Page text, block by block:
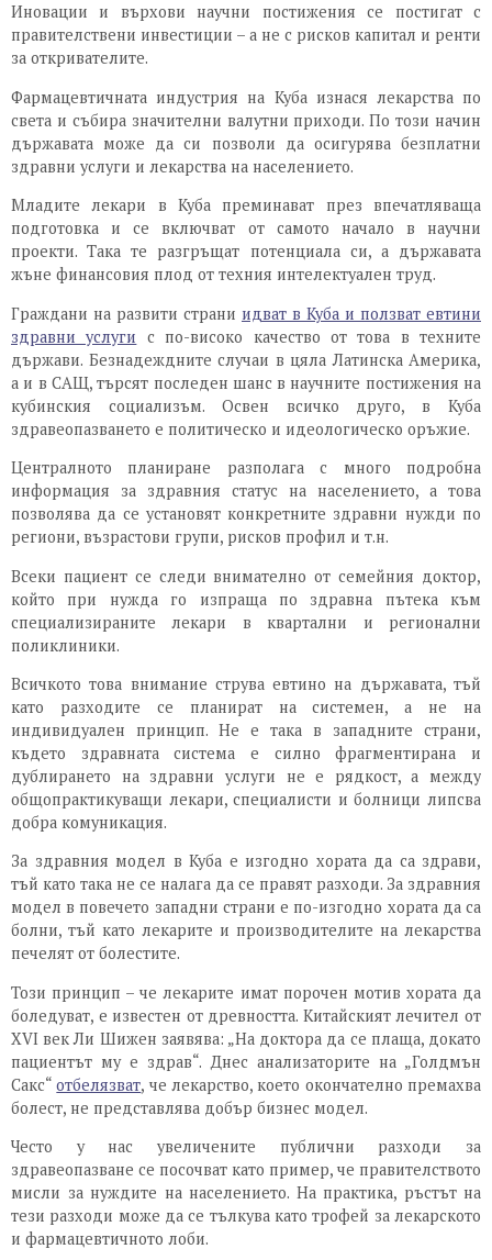
Иновации и върхови научни постижения се постигат с
правителствени инвестиции – а не с рисков капитал и ренти
за откривателите.
Фармацевтичната индустрия на Куба изнася лекарства по
света и събира значителни валутни приходи. По този начин
държавата може да си позволи да осигурява безплатни
здравни услуги и лекарства на населението.
Младите лекари в Куба преминават през впечатляваща
подготовка и се включват от самото начало в научни
проекти. Така те разгръщат потенциала си, а държавата
жъне финансовия плод от техния интелектуален труд.
Граждани на развити страни идват в Куба и ползват евтини
здравни услуги с по-високо качество от това в техните
държави. Безнадеждните случаи в цяла Латинска Америка,
а и в САЩ, търсят последен шанс в научните постижения на
кубинския социализъм. Освен всичко друго, в Куба
здравеопазването е политическо и идеологическо оръжие.
Централното планиране разполага с много подробна
информация за здравния статус на населението, а това
позволява да се установят конкретните здравни нужди по
региони, възрастови групи, рисков профил и т.н.
Всеки пациент се следи внимателно от семейния доктор,
който при нужда го изпраща по здравна пътека към
специализираните лекари в квартални и регионални
поликлиники.
Всичкото това внимание струва евтино на държавата, тъй
като разходите се планират на системен, а не на
индивидуален принцип. Не е така в западните страни,
където здравната система е силно фрагментирана и
дублирането на здравни услуги не е рядкост, а между
общопрактикуващи лекари, специалисти и болници липсва
добра комуникация.
За здравния модел в Куба е изгодно хората да са здрави,
тъй като така не се налага да се правят разходи. За здравния
модел в повечето западни страни е по-изгодно хората да са
болни, тъй като лекарите и производителите на лекарства
печелят от болестите.
Този принцип – че лекарите имат порочен мотив хората да
боледуват, е известен от древността. Китайският лечител от
XVI век Ли Шижен заявява: „На доктора да се плаща, докато
пациентът му е здрав“. Днес анализаторите на „Голдмън
Сакс“отбелязват, че лекарство, което окончателно премахва
болест, не представлява добър бизнес модел.
Често у нас увеличените публични разходи за
здравеопазване се посочват като пример, че правителството
мисли за нуждите на населението. На практика, ръстът на
тези разходи може да се тълкува като трофей за лекарското
и фармацевтичното лоби.